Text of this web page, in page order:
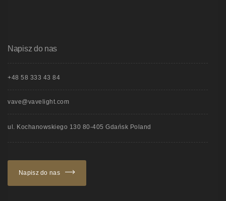
Napisz do nas
+48 58 333 43 84
vave@vavelight.com
ul. Kochanowskiego 130 80-405 Gdańsk Poland
Napisz do nas